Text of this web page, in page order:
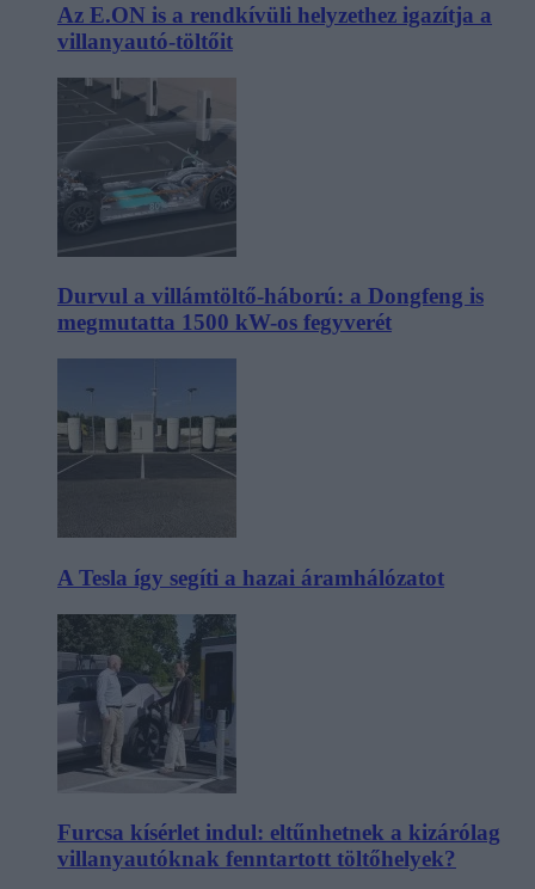
Az E.ON is a rendkívüli helyzethez igazítja a
villanyautó-töltőit
Durvul a villámtöltő-háború: a Dongfeng is
megmutatta 1500 kW-os fegyverét
A Tesla így segíti a hazai áramhálózatot
Furcsa kísérlet indul: eltűnhetnek a kizárólag
villanyautóknak fenntartott töltőhelyek?